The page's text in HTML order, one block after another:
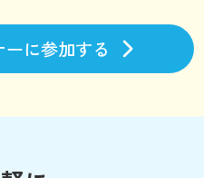
に参加する